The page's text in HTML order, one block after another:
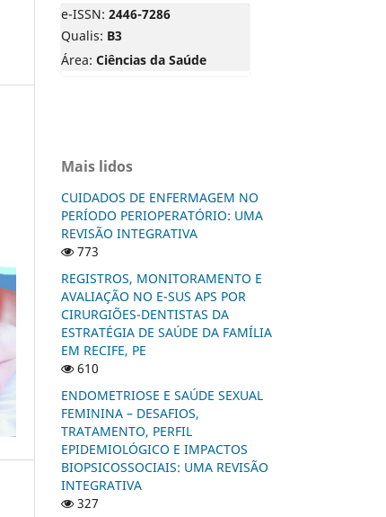
e-ISSN: 2446-7286
Qualis: B3
Área: Ciências da Saúde
Mais lidos
CUIDADOS DE ENFERMAGEM NO
PERÍODO PERIOPERATÓRIO: UMA
REVISÃO INTEGRATIVA
773
REGISTROS, MONITORAMENTO E
AVALIAÇÃO NO E-SUS APS POR
CIRURGIÕES-DENTISTAS DA
ESTRATÉGIA DE SAÚDE DA FAMÍLIA
EM RECIFE, PE
610
ENDOMETRIOSE E SAÚDE SEXUAL
FEMININA – DESAFIOS,
TRATAMENTO, PERFIL
EPIDEMIOLÓGICO E IMPACTOS
BIOPSICOSSOCIAIS: UMA REVISÃO
INTEGRATIVA
327